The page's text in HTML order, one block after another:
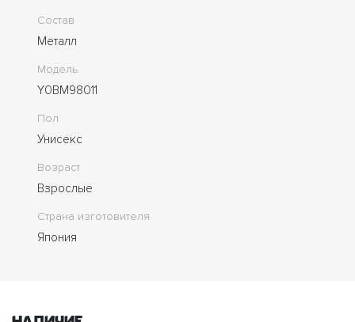
Состав
Металл
Модель
Y0BM98011
Пол
Унисекс
Возраст
Взрослые
Страна изготовителя
Япония